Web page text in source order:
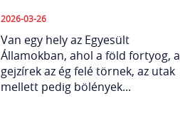
2026-03-26
Van egy hely az Egyesült
Államokban, ahol a föld fortyog, a
gejzírek az ég felé törnek, az utak
mellett pedig bölények...